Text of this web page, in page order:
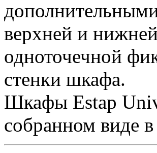
верхней и
одноточечной
стенки шкафа.
Шкафы Estap
собранном виде